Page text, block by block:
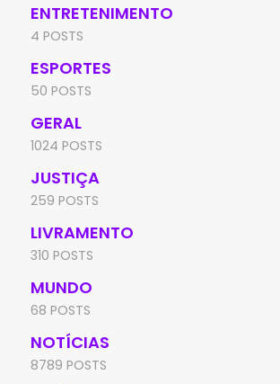
ENTRETENIMENTO
4 POSTS
ESPORTES
50 POSTS
GERAL
1024 POSTS
JUSTIÇA
259 POSTS
LIVRAMENTO
310 POSTS
MUNDO
68 POSTS
NOTÍCIAS
8789 POSTS